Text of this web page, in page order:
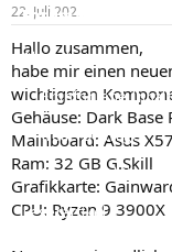
Forum
Aktuelles
Empfohlene
Neue Beiträge
Neueste Aktivitäten
Leserartikel
e
r
t
a
22. Juli 2020
Hallo zusammen,
habe mir einen
wichtigsten
Gehäuse: Dark Base
Mainboard: Asus
Ram: 32 GB G.Skill
Grafikkarte:
CPU: Ryzen 9 3900X